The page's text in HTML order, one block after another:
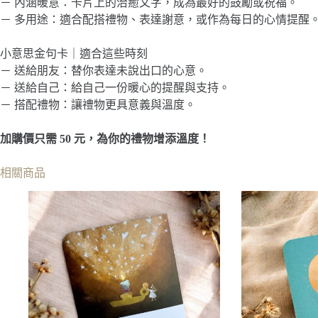
－ 內涵暖意：卡片上的治癒文字，成為最好的鼓勵或祝福。
－ 多用途：適合配搭禮物、表達謝意，或作為每日的心情提醒
小意思金句卡｜適合這些時刻
－ 送給朋友：替你表達未說出口的心意。
－ 送給自己：給自己一份暖心的提醒與支持。
－ 搭配禮物：讓禮物更具意義與溫度。
加購價只需 50 元，為你的禮物增添溫度！
相關商品